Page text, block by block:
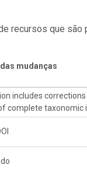
recursos que
mudanças
includes
complete taxonomic